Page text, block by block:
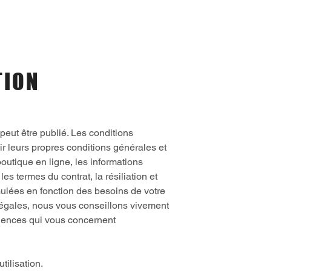
être publié. Les conditions
leurs propres conditions générales et
en ligne, les informations
termes du contrat, la résiliation et
en fonction des besoins de votre
nous vous conseillons vivement
qui vous concernent